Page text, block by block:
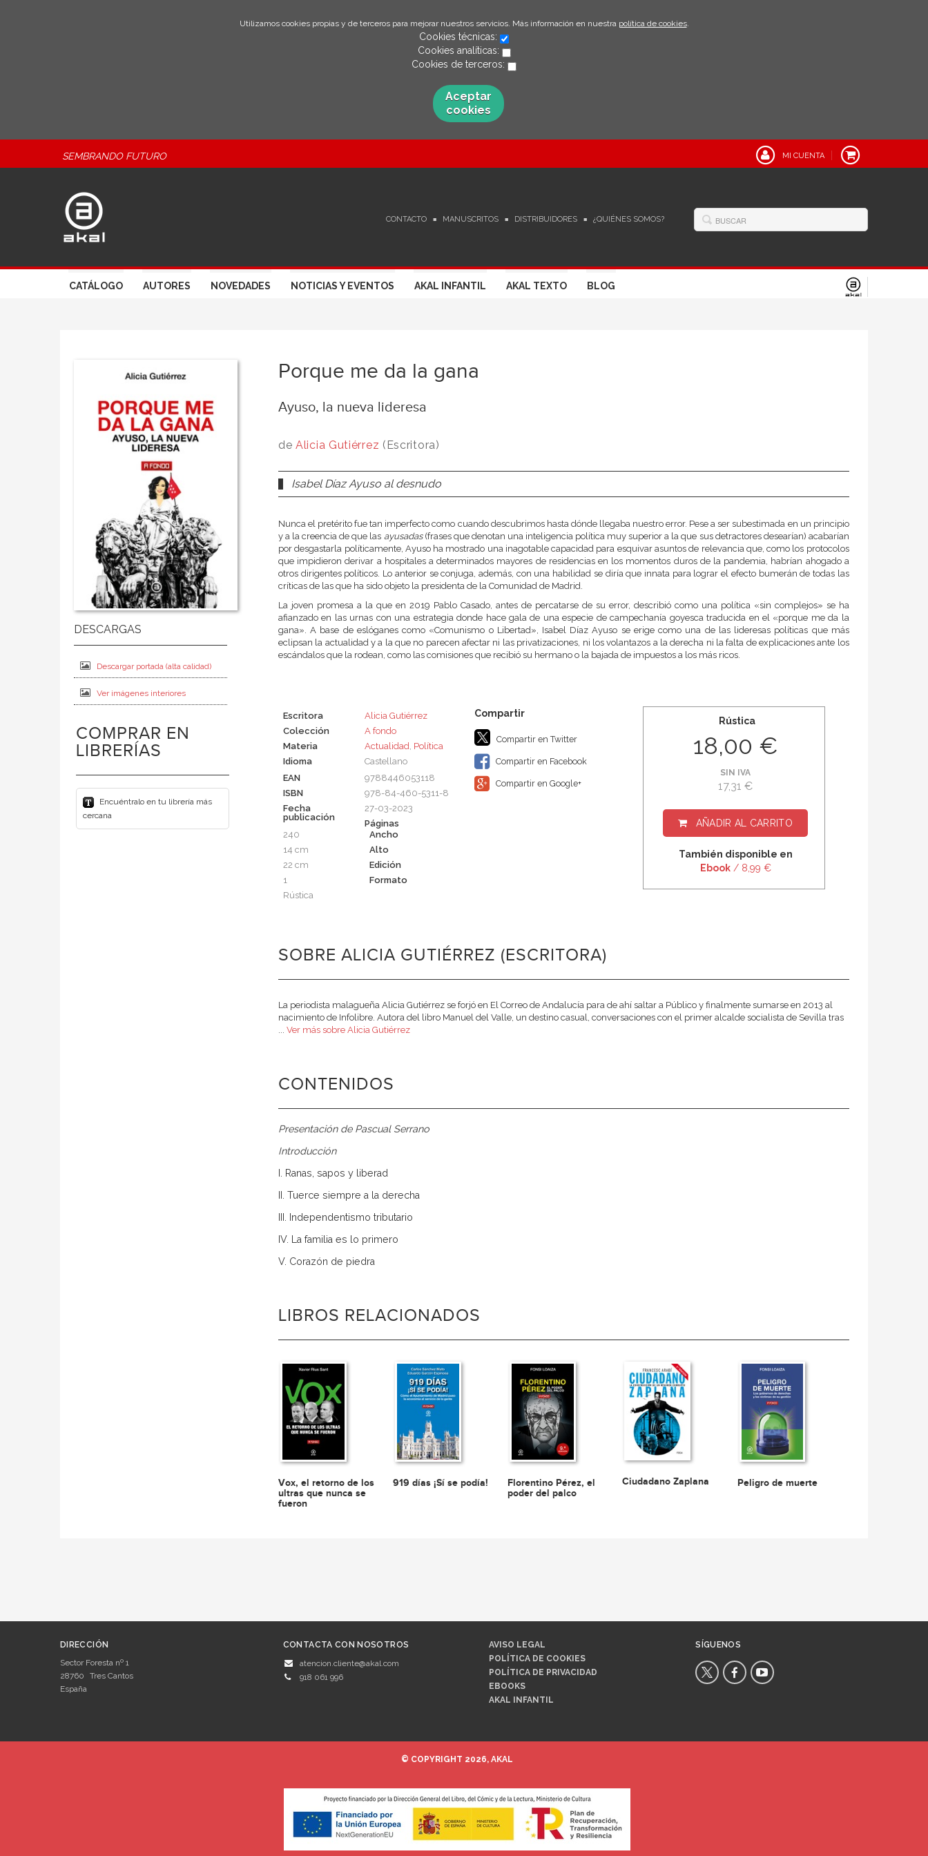
Utilizamos cookies propias y de terceros para mejorar nuestros servicios. Más información en nuestra política de cookies.
Cookies técnicas:
Cookies analíticas:
Cookies de terceros:
Aceptar
cookies
SEMBRANDO FUTURO MI CUENTA
CONTACTO MANUSCRITOS DISTRIBUIDORES ¿QUIÉNES SOMOS?
CATÁLOGO AUTORES NOVEDADES NOTICIAS Y EVENTOS AKAL INFANTIL AKAL TEXTO BLOG
Descargar portada (alta calidad)
Ver imágenes interiores
COMPRAR EN
LIBRERÍAS
Encuéntralo en tu librería más
cercana
Porque me da la gana
Ayuso, la nueva lideresa
deAlicia Gutiérrez (Escritora)
Isabel Díaz Ayuso al desnudo
Nunca el pretérito fue tan imperfecto como cuando descubrimos hasta dónde llegaba nuestro error. Pese a ser subestimada en un principio
y a la creencia de que las ayusadas(frases que denotan una inteligencia política muy superior a la que sus detractores desearían) acabarían
por desgastarla políticamente, Ayuso ha mostrado una inagotable capacidad para esquivar asuntos de relevancia que, como los protocolos
que impidieron derivar a hospitales a determinados mayores de residencias en los momentos duros de la pandemia, habrían ahogado a
otros dirigentes políticos. Lo anterior se conjuga, además, con una habilidad se diría que innata para lograr el efecto bumerán de todas las
críticas de las que ha sido objeto la presidenta de la Comunidad de Madrid.
La joven promesa a la que en 2019 Pablo Casado, antes de percatarse de su error, describió como una política «sin complejos» se ha
afianzado en las urnas con una estrategia donde hace gala de una especie de campechanía goyesca traducida en el «porque me da la
gana». A base de eslóganes como «Comunismo o Libertad», Isabel Díaz Ayuso se erige como una de las lideresas políticas que más
eclipsan la actualidad y a la que no parecen afectar ni las privatizaciones, ni los volantazos a la derecha ni la falta de explicaciones ante los
escándalos que la rodean, como las comisiones que recibió su hermano o la bajada de impuestos a los más ricos.
Escritora
Alicia Gutiérrez
Colección
A fondo
Materia
Actualidad, Política
Idioma
Castellano
EAN
9788446053118
ISBN
978-84-460-5311-8
Fecha
publicación
27-03-2023
Páginas
240
Ancho
14 cm
Alto
22 cm
Edición
1
Formato
Rústica
Compartir en Twitter
Compartir en Facebook
Compartir en Google+
Rústica
18,00 €
SIN IVA
17,31 €
AÑADIR AL CARRITO
También disponible en
Ebook/ 8,99 €
SOBRE ALICIA GUTIÉRREZ (ESCRITORA)
La periodista malagueña Alicia Gutiérrez se forjó en El Correo de Andalucía para de ahí saltar a Público y finalmente sumarse en 2013 al
nacimiento de Infolibre. Autora del libro Manuel del Valle, un destino casual, conversaciones con el primer alcalde socialista de Sevilla tras
... Ver más sobre Alicia Gutiérrez
CONTENIDOS
Presentación de Pascual Serrano
Introducción
I. Ranas, sapos y liberad
II. Tuerce siempre a la derecha
III. Independentismo tributario
IV. La familia es lo primero
V. Corazón de piedra
LIBROS RELACIONADOS
Vox, el retorno de los
ultras que nunca se
fueron
919 días ¡Sí se podía!
Florentino Pérez, el
poder del palco
Ciudadano Zaplana Peligro de muerte
DIRECCIÓN
Sector Foresta nº 1
28760
Tres Cantos
España
CONTACTA CON NOSOTROS
atencion.cliente@akal.com
918 061 996
AVISO LEGAL
POLÍTICA DE COOKIES
POLÍTICA DE PRIVACIDAD
EBOOKS
AKAL INFANTIL
SÍGUENOS
© COPYRIGHT 2026, AKAL